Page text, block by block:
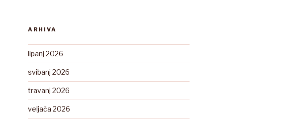
ARHIVA
lipanj 2026
svibanj 2026
travanj 2026
veljača 2026